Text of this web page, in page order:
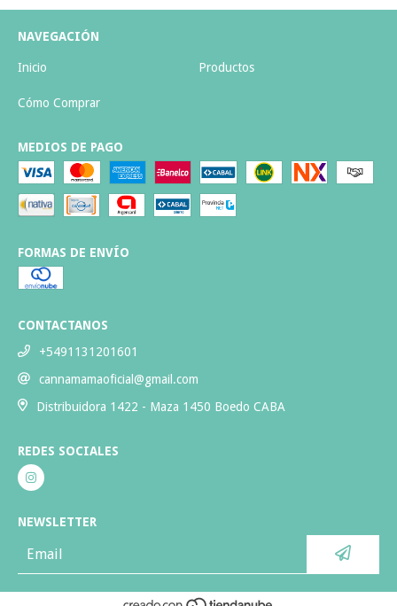
NAVEGACIÓN
Inicio Productos
Cómo Comprar
MEDIOS DE PAGO
FORMAS DE ENVÍO
CONTACTANOS
+5491131201601
cannamamaoficial@gmail.com
Distribuidora 1422 - Maza 1450 Boedo CABA
REDES SOCIALES
NEWSLETTER